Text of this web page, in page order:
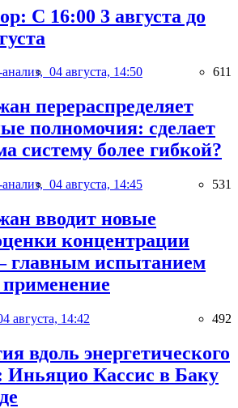
С 16:00 3 августа до
04 августа, 14:50 611
перераспределяет
полномочия: сделает
систему более гибкой?
04 августа, 14:45 531
вводит новые
концентрации
испытанием
применение
августа, 14:42 492
вдоль энергетического
Иньяцио Кассис в Баку